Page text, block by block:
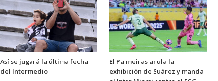
Así se jugará la última fecha
del Intermedio
El Palmeiras anula la
exhibición de Suárez y manda